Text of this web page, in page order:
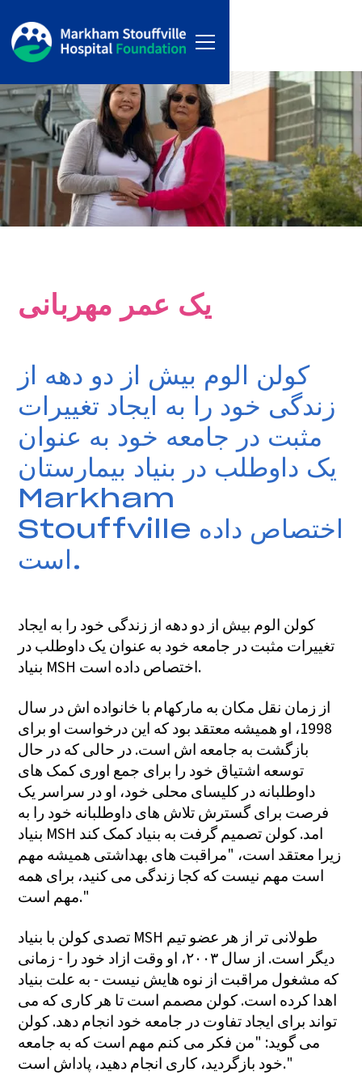
یک عمر مهربانی
کولن الوم بیش از دو دهه از
زندگی خود را به ایجاد تغییرات
مثبت در جامعه خود به عنوان
یک داوطلب در بنیاد بیمارستان
Markham
Stouffville اختصاص داده
است.
کولن الوم بیش از دو دهه از زندگی خود را به ایجاد
تغییرات مثبت در جامعه خود به عنوان یک داوطلب در
بنیاد MSH اختصاص داده است.
از زمان نقل مکان به مارکهام با خانواده اش در سال
1998، او همیشه معتقد بود که این درخواست او برای
بازگشت به جامعه اش است. در حالی که در حال
توسعه اشتیاق خود را برای جمع اوری کمک های
داوطلبانه در کلیسای محلی خود، او در سراسر یک
فرصت برای گسترش تلاش های داوطلبانه خود را به
بنیاد MSH امد. کولن تصمیم گرفت به بنیاد کمک کند
زیرا معتقد است، "مراقبت های بهداشتی همیشه مهم
است مهم نیست که کجا زندگی می کنید، برای همه
مهم است."
تصدی کولن با بنیاد MSH طولانی تر از هر عضو تیم
دیگر است. از سال ۲۰۰۳، او وقت ازاد خود را - زمانی
که مشغول مراقبت از نوه هایش نیست - به علت بنیاد
اهدا کرده است. کولن مصمم است تا هر کاری که می
تواند برای ایجاد تفاوت در جامعه خود انجام دهد. کولن
می گوید: "من فکر می کنم مهم است که به جامعه
خود بازگردید، کاری انجام دهید، پاداش است."